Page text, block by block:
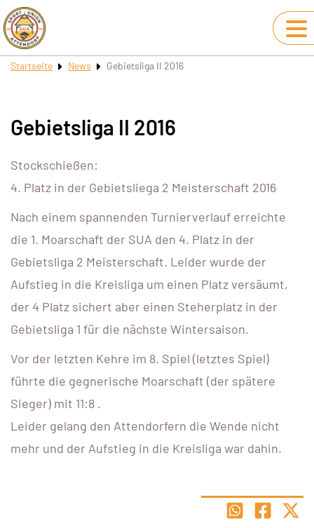
Startseite News Gebietsliga II 2016
Gebietsliga II 2016
Stockschießen:
4. Platz in der Gebietsliega 2 Meisterschaft 2016
Nach einem spannenden Turnierverlauf erreichte
die 1. Moarschaft der SUA den 4. Platz in der
Gebietsliga 2 Meisterschaft. Leider wurde der
Aufstieg in die Kreisliga um einen Platz versäumt,
der 4 Platz sichert aber einen Steherplatz in der
Gebietsliga 1 für die nächste Wintersaison.
Vor der letzten Kehre im 8. Spiel (letztes Spiel)
führte die gegnerische Moarschaft (der spätere
Sieger) mit 11:8 .
Leider gelang den Attendorfern die Wende nicht
mehr und der Aufstieg in die Kreisliga war dahin.